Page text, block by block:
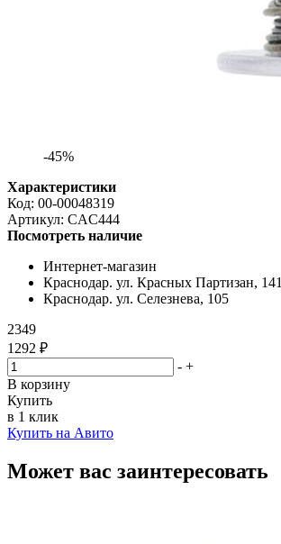
-45%
Характеристики
Код: 00-00048319
Артикул: CAC444
Посмотреть наличие
Интернет-магазин
Краснодар. ул. Красных Партизан, 141
Краснодар. ул. Селезнева, 105
2349
1292 ₽
- +
В корзину
Купить
в 1 клик
Купить на Авито
Может вас заинтересовать